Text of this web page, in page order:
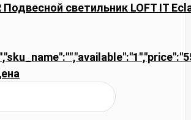
Подвесной светильник LOFT IT